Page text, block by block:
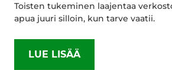
Toisten tukeminen laajentaa
apua juuri silloin, kun tarve vaatii.
LUE LISÄÄ